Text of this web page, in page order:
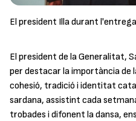
El president Illa durant
El president de la Generalitat,
per destacar la importància de
cohesió, tradició i identitat
sardana, assistint cada
trobades i difonent la dansa,